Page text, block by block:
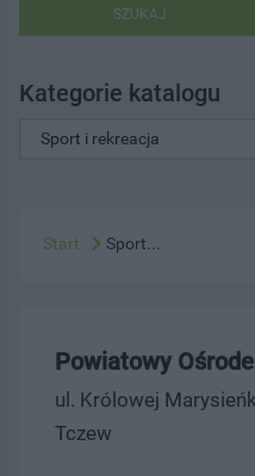
SZUKAJ
Kategorie katalogu
Start Sport...
Powiatowy
ul. Królowej
Tczew